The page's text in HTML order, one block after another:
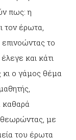
πως: η
τον έρωτα,
το
και κάτι
κι ο γάμος θέμα
καθαρά
θεωρώντας, με
του έρωτα